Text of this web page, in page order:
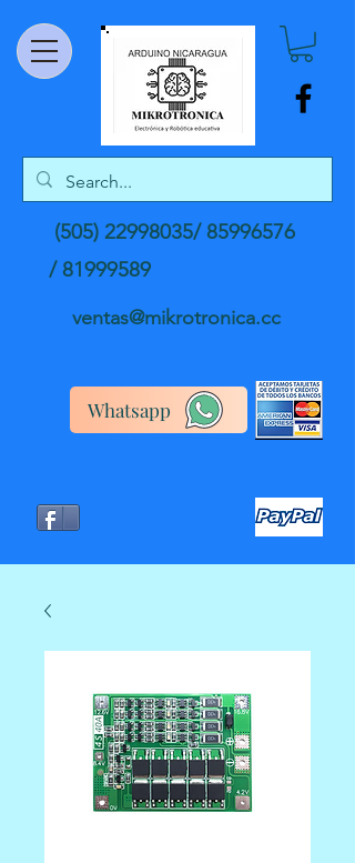
(505) 22998035/85996576
/81999589
ventas@mikrotronica.cc
Whatsapp